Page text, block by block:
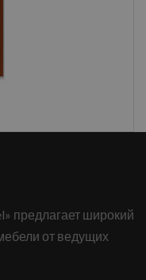
предлагает широкий
от ведущих